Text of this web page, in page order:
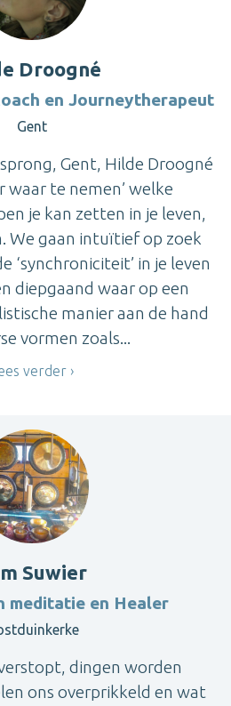
Droogné
en Journeytherapeut
Gent
Gent, Hilde Droogné
waar te nemen’ welke
je kan zetten in je leven,
We gaan intuïtief op zoek
‘synchroniciteit’ in je leven
diepgaand waar op een
manier aan de hand
vormen zoals...
verder
Suwier
meditatie en Healer
dingen worden
ons overprikkeld en wat